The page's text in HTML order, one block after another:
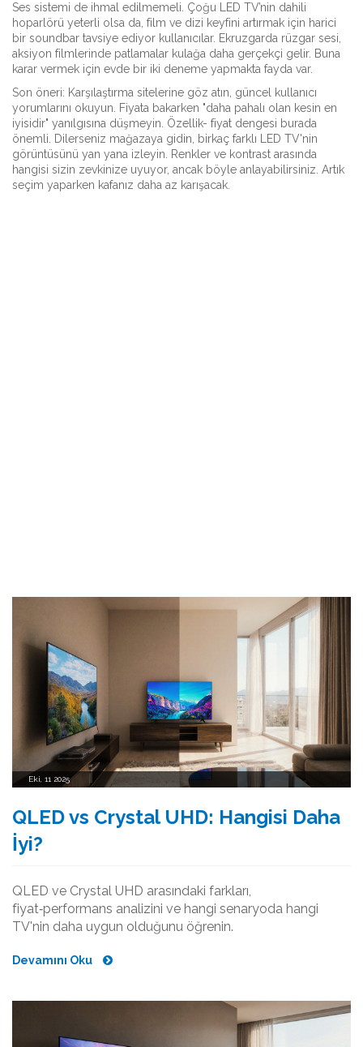
Ses sistemi de ihmal edilmemeli. Çoğu LED TV’nin dahili
hoparlörü yeterli olsa da, film ve dizi keyfini artırmak için harici
bir soundbar tavsiye ediyor kullanıcılar. Ekruzgarda rüzgar sesi,
aksiyon filmlerinde patlamalar kulağa daha gerçekçi gelir. Buna
karar vermek için evde bir iki deneme yapmakta fayda var.
Son öneri: Karşılaştırma sitelerine göz atın, güncel kullanıcı
yorumlarını okuyun. Fiyata bakarken "daha pahalı olan kesin en
iyisidir" yanılgısına düşmeyin. Özellik- fiyat dengesi burada
önemli. Dilerseniz mağazaya gidin, birkaç farklı LED TV'nin
görüntüsünü yan yana izleyin. Renkler ve kontrast arasında
hangisi sizin zevkinize uyuyor, ancak böyle anlayabilirsiniz. Artık
seçim yaparken kafanız daha az karışacak.
Eki, 11 2025
QLED vs Crystal UHD: Hangisi Daha
İyi?
QLED ve Crystal UHD arasındaki farkları,
fiyat‑performans analizini ve hangi senaryoda hangi
TV'nin daha uygun olduğunu öğrenin.
Devamını Oku